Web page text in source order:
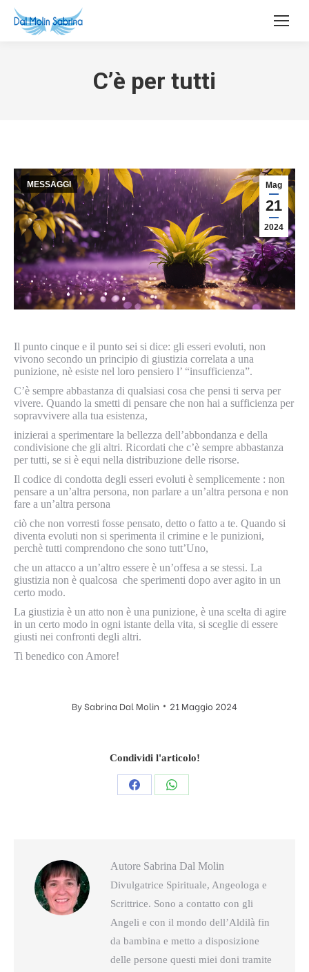
C’è per tutti
Mag
21
2024
MESSAGGI
Il punto cinque e il punto sei si dice: gli esseri evoluti, non
vivono secondo un principio di giustizia correlata a una
punizione, nè esiste nel loro pensiero l’ “insufficienza”.
C’è sempre abbastanza di qualsiasi cosa che pensi ti serva per
vivere. Quando la smetti di pensare che non hai a sufficienza per
sopravvivere alla tua esistenza,
inizierai a sperimentare la bellezza dell’abbondanza e della
condivisione che gli altri. Ricordati che c’è sempre abbastanza
per tutti, se si è equi nella distribuzione delle risorse.
Il codice di condotta degli esseri evoluti è semplicemente : non
pensare a un’altra persona, non parlare a un’altra persona e non
fare a un’altra persona
ciò che non vorresti fosse pensato, detto o fatto a te. Quando si
diventa evoluti non si sperimenta il crimine e le punizioni,
perchè tutti comprendono che sono tutt’Uno,
che un attacco a un’altro essere è un’offesa a se stessi. La
giustizia non è qualcosa che sperimenti dopo aver agito in un
certo modo.
La giustizia è un atto non è una punizione, è una scelta di agire
in un certo modo in ogni istante della vita, si sceglie di essere
giusti nei confronti degli altri.
Ti benedico con Amore!
BySabrina Dal Molin 21 Maggio 2024
Condividi l'articolo!
CondividiCondividi
Autore Sabrina Dal Molin
Divulgatrice Spirituale, Angeologa e
Scrittrice. Sono a contatto con gli
Angeli e con il mondo dell’Aldilà fin
da bambina e metto a disposizione
delle persone questi miei doni tramite